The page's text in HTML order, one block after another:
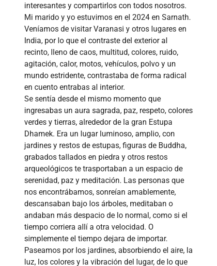
interesantes y compartirlos con todos nosotros.
Mi marido y yo estuvimos en el 2024 en Sarnath.
Veníamos de visitar Varanasi y otros lugares en
India, por lo que el contraste del exterior al
recinto, lleno de caos, multitud, colores, ruido,
agitación, calor, motos, vehículos, polvo y un
mundo estridente, contrastaba de forma radical
en cuento entrabas al interior.
Se sentía desde el mismo momento que
ingresabas un aura sagrada, paz, respeto, colores
verdes y tierras, alrededor de la gran Estupa
Dhamek. Era un lugar luminoso, amplio, con
jardines y restos de estupas, figuras de Buddha,
grabados tallados en piedra y otros restos
arqueológicos te trasportaban a un espacio de
serenidad, paz y meditación. Las personas que
nos encontrábamos, sonreían amablemente,
descansaban bajo los árboles, meditaban o
andaban más despacio de lo normal, como si el
tiempo corriera allí a otra velocidad. O
simplemente el tiempo dejara de importar.
Paseamos por los jardines, absorbiendo el aire, la
luz, los colores y la vibración del lugar, de lo que